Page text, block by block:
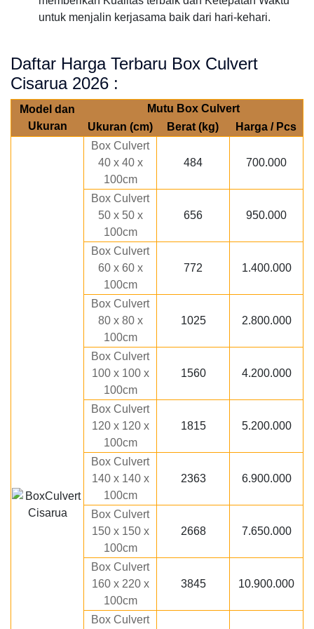
untuk menjalin kerjasama baik dari hari-kehari.
Daftar Harga Terbaru Box Culvert
Cisarua 2026 :
Model dan
Ukuran
Mutu Box Culvert
Ukuran (cm)
Berat (kg)
Harga / Pcs
Box Culvert
40 x 40 x
100cm
484 700.000
Box Culvert
50 x 50 x
100cm
656 950.000
Box Culvert
60 x 60 x
100cm
772 1.400.000
Box Culvert
80 x 80 x
100cm
1025 2.800.000
Box Culvert
100 x 100 x
100cm
1560 4.200.000
Box Culvert
120 x 120 x
100cm
1815 5.200.000
Box Culvert
140 x 140 x
100cm
2363 6.900.000
Box Culvert
150 x 150 x
100cm
2668 7.650.000
Box Culvert
160 x 220 x
100cm
3845 10.900.000
Box Culvert